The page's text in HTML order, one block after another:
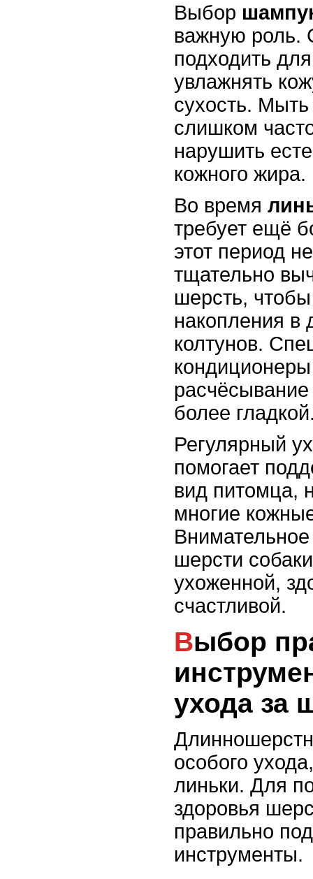
Выбор
важную роль.
подходить
увлажнять
сухость. Мыть
слишком
нарушить
кожного жира.
Во время
требует ещё
этот период
тщательно
шерсть,
накопления в
колтунов.
более
Регулярный
помогает
вид питомца,
многие
шерсти
ухоженной,
счастливой.
Выбор правильных
ухода за
особого
линьки. Для
здоровья
правильно
инструменты.